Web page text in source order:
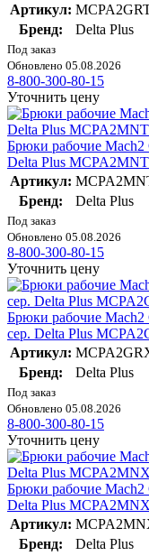
Артикул:
Бренд:
Delta Plus
Под заказ
Обновлено 05.08.2026
8-800-300-80-15
Уточнить цену
Брюки рабочие Mach2
Delta Plus
Артикул:
Бренд:
Delta Plus
Под заказ
Обновлено 05.08.2026
8-800-300-80-15
Уточнить цену
Брюки рабочие Mach2
сер. Delta Plus
Артикул:
Бренд:
Delta Plus
Под заказ
Обновлено 05.08.2026
8-800-300-80-15
Уточнить цену
Брюки рабочие Mach2
Delta Plus
Артикул:
Бренд:
Delta Plus